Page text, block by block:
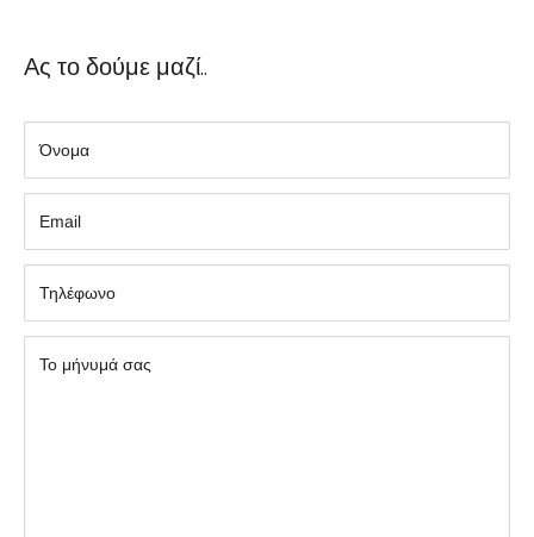
Ας το δούμε μαζί..
Όνομα
Εmail
Τηλέφωνο
Το μήνυμά σας